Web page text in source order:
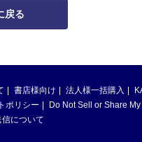
戻る
書店様向け 法人様一括購入
ポリシー
Do Not Sell or Share
について